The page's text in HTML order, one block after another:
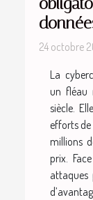
24 octobre
La
un fléau
siècle.
efforts de
millions
prix.
attaques